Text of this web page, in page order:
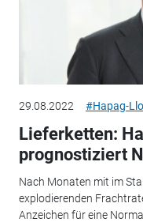
29.08.2022 #Hapag-
Lieferketten:
prognostiziert
Nach Monaten mit im
explodierenden
Anzeichen für eine